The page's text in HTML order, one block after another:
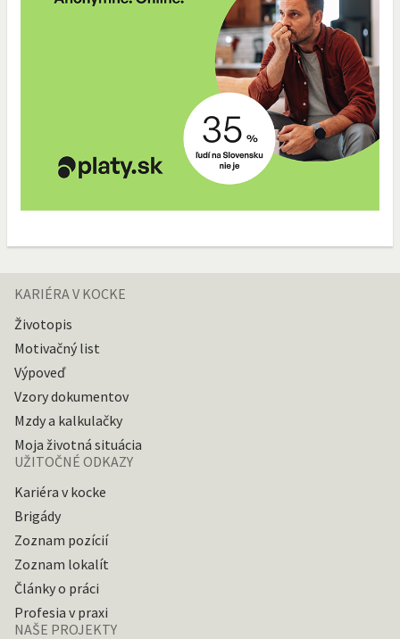
KARIÉRA V KOCKE
Životopis
Motivačný list
Výpoveď
Vzory dokumentov
Mzdy a kalkulačky
Moja životná situácia
UŽITOČNÉ ODKAZY
Kariéra v kocke
Brigády
Zoznam pozícií
Zoznam lokalít
Články o práci
Profesia v praxi
NAŠE PROJEKTY